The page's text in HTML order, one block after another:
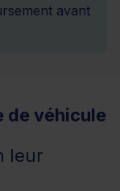
avant
de véhicule
leur